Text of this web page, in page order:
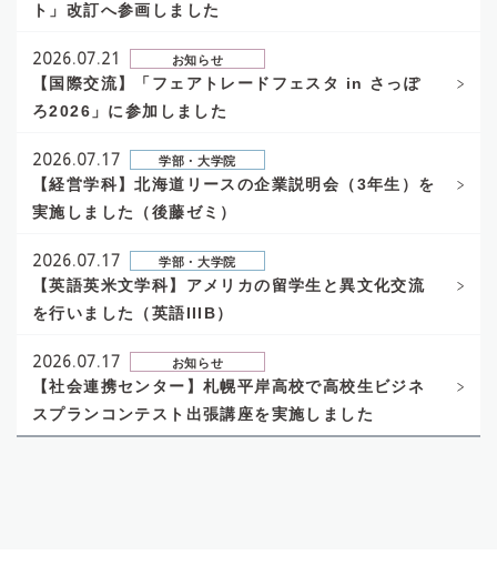
ト」改訂へ参画しました
2026.07.21 お知らせ
【国際交流】「フェアトレードフェスタ in さっぽ
ろ2026」に参加しました
2026.07.17 学部・大学院
【経営学科】北海道リースの企業説明会（3年生）を
実施しました（後藤ゼミ）
2026.07.17 学部・大学院
【英語英米文学科】アメリカの留学生と異文化交流
を行いました（英語IIIB）
2026.07.17 お知らせ
【社会連携センター】札幌平岸高校で高校生ビジネ
スプランコンテスト出張講座を実施しました